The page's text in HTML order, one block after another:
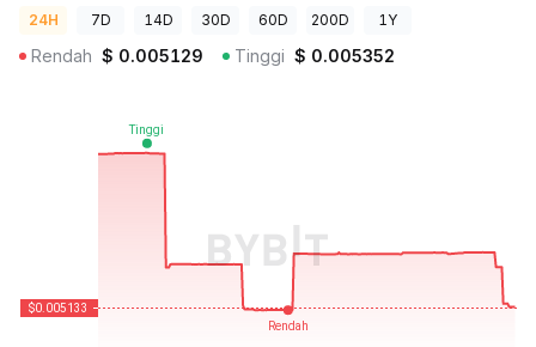
24H 7D 14D 30D 60D 200D 1Y
Rendah $ 0.005129 Tinggi $ 0.005352